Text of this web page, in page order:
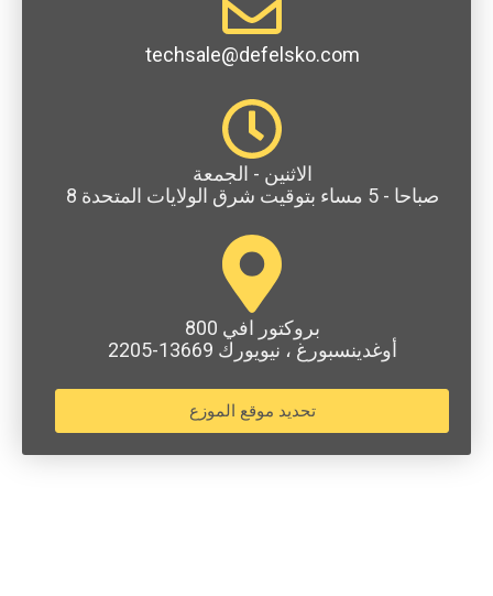
techsale@defelsko.com
الاثنين - الجمعة
8 صباحا - 5 مساء بتوقيت شرق الولايات المتحدة
800 بروكتور افي
أوغدينسبورغ ، نيويورك 13669-2205
تحديد موقع الموزع